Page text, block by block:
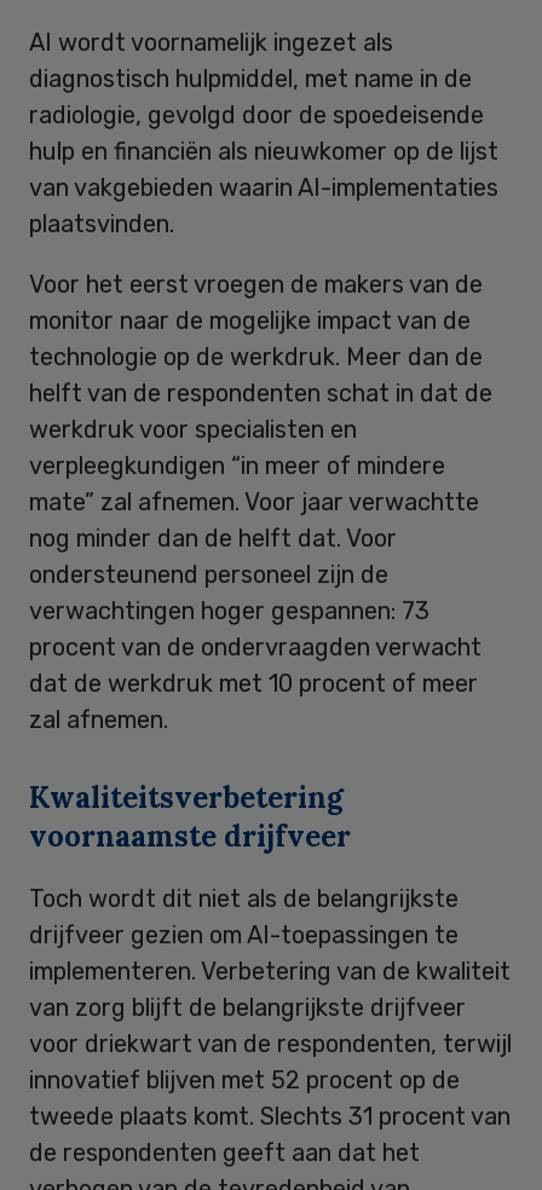
AI wordt voornamelijk ingezet als
diagnostisch hulpmiddel, met name in de
radiologie, gevolgd door de spoedeisende
hulp en financiën als nieuwkomer op de lijst
van vakgebieden waarin AI-implementaties
plaatsvinden.
Voor het eerst vroegen de makers van de
monitor naar de mogelijke impact van de
technologie op de werkdruk. Meer dan de
helft van de respondenten schat in dat de
werkdruk voor specialisten en
verpleegkundigen “in meer of mindere
mate” zal afnemen. Voor jaar verwachtte
nog minder dan de helft dat. Voor
ondersteunend personeel zijn de
verwachtingen hoger gespannen: 73
procent van de ondervraagden verwacht
dat de werkdruk met 10 procent of meer
zal afnemen.
Kwaliteitsverbetering
voornaamste drijfveer
Toch wordt dit niet als de belangrijkste
drijfveer gezien om AI-toepassingen te
implementeren. Verbetering van de kwaliteit
van zorg blijft de belangrijkste drijfveer
voor driekwart van de respondenten, terwijl
innovatief blijven met 52 procent op de
tweede plaats komt. Slechts 31 procent van
de respondenten geeft aan dat het